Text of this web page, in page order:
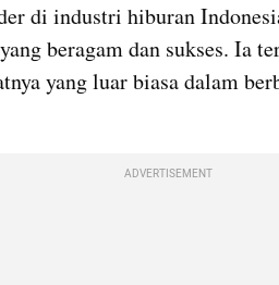
di industri hiburan
beragam dan sukses. Ia
yang luar biasa dalam
ADVERTISEMENT